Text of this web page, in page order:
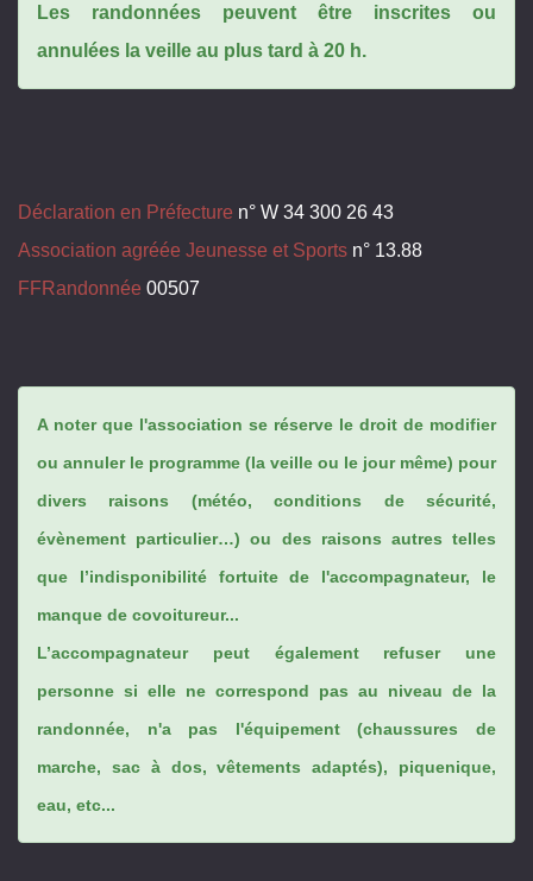
Les randonnées peuvent être inscrites ou
annulées la veille au plus tard à 20 h.
Déclaration en Préfecture n° W 34 300 26 43
Association agréée Jeunesse et Sports n° 13.88
FFRandonnée 00507
A noter que l'association se réserve le droit de modifier
ou annuler le programme (la veille ou le jour même) pour
divers raisons (météo, conditions de sécurité,
évènement particulier…) ou des raisons autres telles
que l’indisponibilité fortuite de l'accompagnateur, le
manque de covoitureur...
L’accompagnateur peut également refuser une
personne si elle ne correspond pas au niveau de la
randonnée, n'a pas l'équipement (chaussures de
marche, sac à dos, vêtements adaptés), piquenique,
eau, etc...